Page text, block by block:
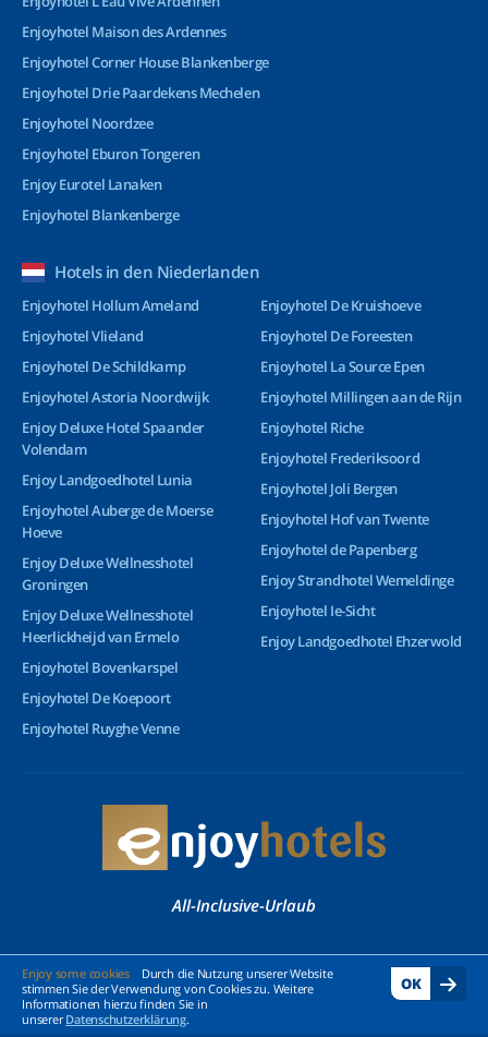
Enjoy some cookies
Durch die Nutzung unserer Website
stimmen Sie der Verwendung von Cookies zu. Weitere
Informationen hierzu finden Sie in
unsererDatenschutzerklärung.
OK
Enjoyhotel Maison des Ardennes
Enjoyhotel Corner House Blankenberge
Enjoyhotel Drie Paardekens Mechelen
Enjoyhotel Noordzee
Enjoyhotel Eburon Tongeren
Enjoy Eurotel Lanaken
Enjoyhotel Blankenberge
Hotels in den Niederlanden
Enjoyhotel Hollum Ameland
Enjoyhotel Vlieland
Enjoyhotel De Schildkamp
Enjoyhotel Astoria Noordwijk
Enjoy Deluxe Hotel Spaander
Volendam
Enjoy Landgoedhotel Lunia
Enjoyhotel Auberge de Moerse
Hoeve
Enjoy Deluxe Wellnesshotel
Groningen
Enjoy Deluxe Wellnesshotel
Heerlickheijd van Ermelo
Enjoyhotel Bovenkarspel
Enjoyhotel De Koepoort
Enjoyhotel Ruyghe Venne
Enjoyhotel De Kruishoeve
Enjoyhotel De Foreesten
Enjoyhotel La Source Epen
Enjoyhotel Millingen aan de Rijn
Enjoyhotel Riche
Enjoyhotel Frederiksoord
Enjoyhotel Joli Bergen
Enjoyhotel Hof van Twente
Enjoyhotel de Papenberg
Enjoy Strandhotel Wemeldinge
Enjoyhotel Ie-Sicht
Enjoy Landgoedhotel Ehzerwold
All-Inclusive-Urlaub
© 2026 Enjoyhotels - Alle Rechte vorbehalten